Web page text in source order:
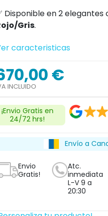
Disponible en 2 elegantes
Gris.
caracteristicas
€
INCLUIDO
¡Envio Gratis en
24/72 hrs!
Envío a
Envio
Gratis!
Atc.
inmediata
L-V 9 a
20:30